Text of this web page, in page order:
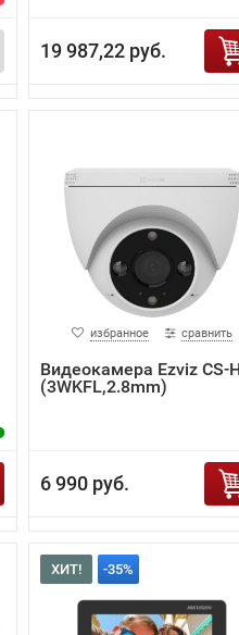
19 987,22 руб.
избранное сравнить
Видеокамера Ezviz CS-
(3WKFL,2.8mm)
6 990 руб.
ХИТ! -35%